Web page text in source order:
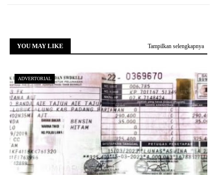
YOU MAY LIKE Tampilkan selengkapnya
ADVERTORIAL